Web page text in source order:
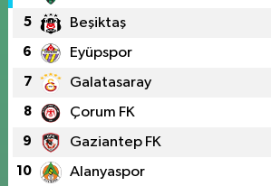
5 Beşiktaş
6 Eyüpspor
7 Galatasaray
8 Çorum FK
9 Gaziantep FK
10 Alanyaspor